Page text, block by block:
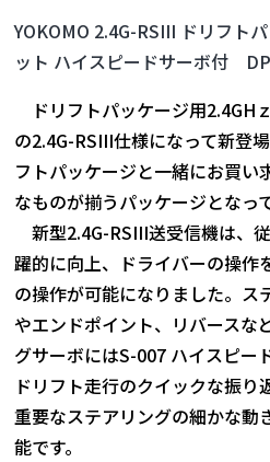
YOKOMO 2.4G-RSIII ドリフト
ット ハイスピードサーボ付
ドリフトパッケージ用2.4GH
の2.4G-RSIII仕様になって新登
フトパッケージと一緒にお買い
なものが揃うパッケージとなっ
新型2.4G-RSIII送受信機は、
躍的に向上、ドライバーの操作
の操作が可能になりました。ス
やエンドポイント、リバースな
グサーボにはS-007 ハイスピー
ドリフト走行のクイックな振り
重要なステアリングの細かな動
能です。